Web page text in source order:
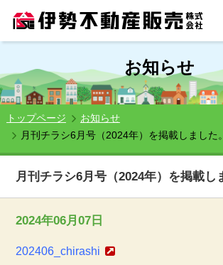
お知らせ
トップページ
お知らせ
月刊チラシ6月号（2024年）を掲載しました。
月刊チラシ6月号（2024年）を掲載し
2024年06月07日
202406_chirashi